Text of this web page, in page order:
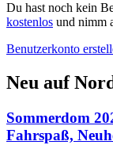
Du hast noch kein
kostenlos und nimm
Benutzerkonto
Neu auf
Sommerdom
Fahrspaß,